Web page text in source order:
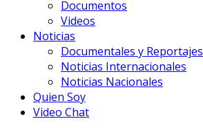
Documentos
Videos
Noticias
Documentales y Reportajes
Noticias Internacionales
Noticias Nacionales
Quien Soy
Video Chat